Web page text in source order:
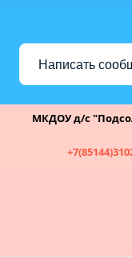
Написать
МКДОУ д/с